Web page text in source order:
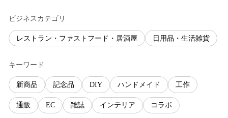
ビジネスカテゴリ
レストラン・ファストフード・居酒屋 日用品・生活雑貨
キーワード
新商品 記念品 DIY ハンドメイド 工作
通販 EC 雑誌 インテリア コラボ